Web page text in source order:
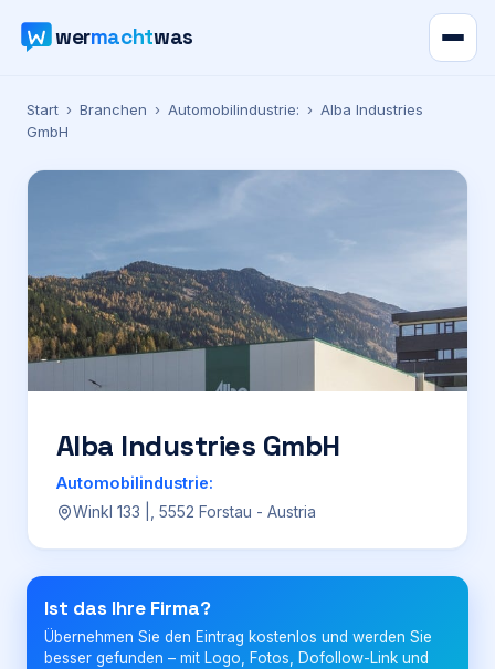
wermachtwas
Verzeichnis
Karte
Ratgeber
Werbung
Für Firmen
Login
Start › Branchen › Automobilindustrie: › Alba Industries
GmbH
Alba Industries GmbH
Automobilindustrie:
Winkl 133 |, 5552 Forstau - Austria
Ist das Ihre Firma?
Übernehmen Sie den Eintrag kostenlos und werden Sie
besser gefunden – mit Logo, Fotos, Dofollow-Link und